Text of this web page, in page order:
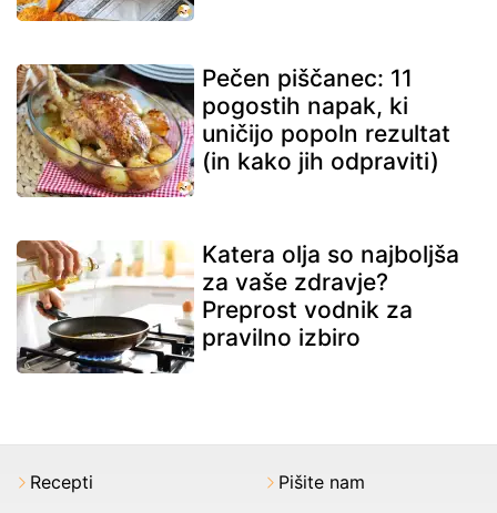
Pečen piščanec: 11
pogostih napak, ki
uničijo popoln rezultat
(in kako jih odpraviti)
Katera olja so najboljša
za vaše zdravje?
Preprost vodnik za
pravilno izbiro
Recepti
Pišite nam